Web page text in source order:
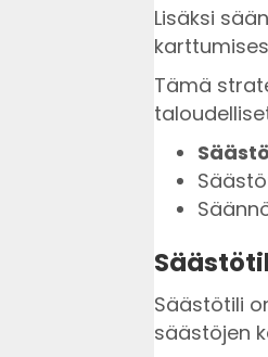
Lisäksi
Tämä
Säästötili
säästöjen